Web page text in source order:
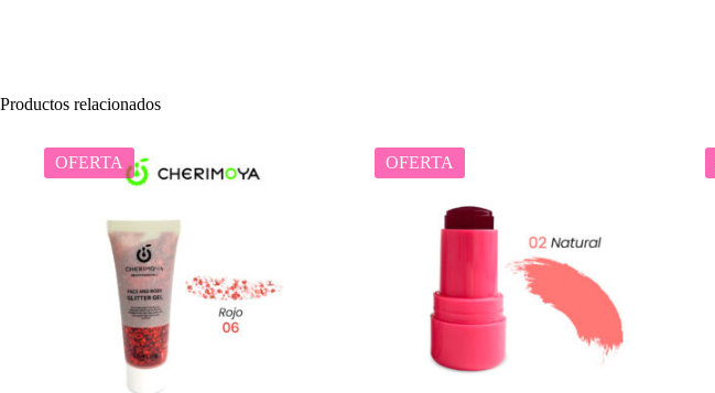
Productos relacionados
OFERTA OFERTA